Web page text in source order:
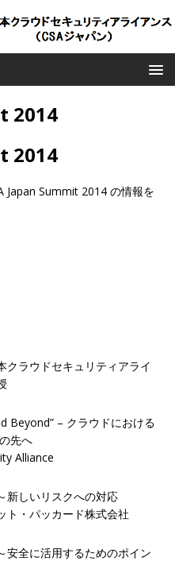
2014
2014
Japan Summit 2014 の情報を
ウドセキュリティアライ
Beyond” – クラウドにおける
先へ
Alliance
新しいリスクへの対応
・パッカード株式会社
安全に活用するためのポイン